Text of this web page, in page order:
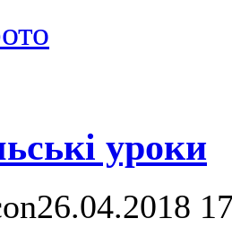
уроки
26.04.2018